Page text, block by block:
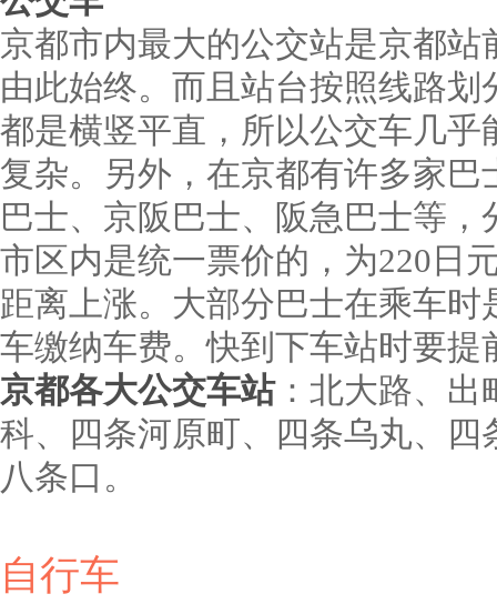
京都市内最大的公交站是京都
由此始终。而且站台按照线路
都是横竖平直，所以公交车几
复杂。另外，在京都有许多家
巴士、京阪巴士、阪急巴士等
市区内是统一票价的，为220日
距离上涨。大部分巴士在乘车
车缴纳车费。快到下车站时要
京都各大公交车站：北大路、出
科、四条河原町、四条乌丸、
八条口。
自行车